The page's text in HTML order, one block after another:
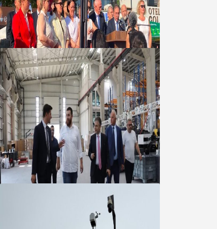
Yeni Parti Bandırma Teşkilatı kuruldu
06 Ağustos 2026
Marmara OSB Müteşebbis Heyeti
Toplantısı gerçekleştirildi
05 Ağustos 2026